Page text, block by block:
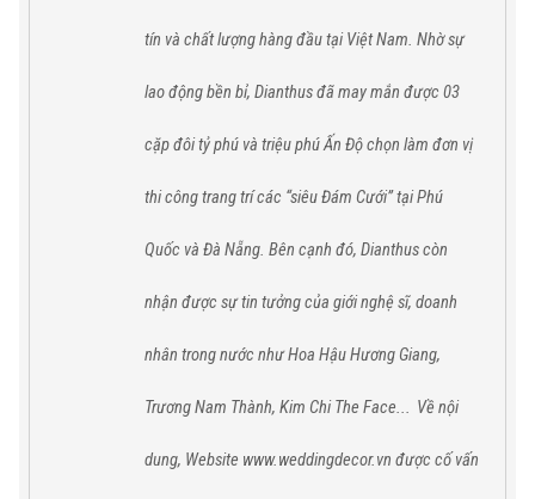
tín và chất lượng hàng đầu tại Việt Nam. Nhờ sự
lao động bền bỉ, Dianthusđãmay mắn được 03
cặp đôi tỷ phú và triệu phú Ấn Độ chọn làm đơn vị
thi công trang trí các “siêu Đám Cưới” tạiPhú
Quốc và Đà Nẵng. Bên cạnh đó, Dianthuscòn
nhận được sự tin tưởng của giới nghệ sĩ, doanh
nhân trong nước như Hoa Hậu Hương Giang,
Trương Nam Thành, Kim Chi The Face... Về nội
dung, Website www.weddingdecor.vn được cố vấn